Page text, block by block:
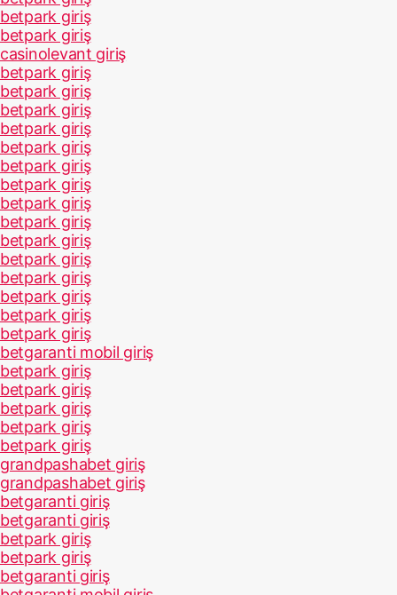
betpark giriş
betpark giriş
casinolevant giriş
betpark giriş
betpark giriş
betpark giriş
betpark giriş
betpark giriş
betpark giriş
betpark giriş
betpark giriş
betpark giriş
betpark giriş
betpark giriş
betpark giriş
betpark giriş
betpark giriş
betpark giriş
betgaranti mobil giriş
betpark giriş
betpark giriş
betpark giriş
betpark giriş
betpark giriş
grandpashabet giriş
grandpashabet giriş
betgaranti giriş
betgaranti giriş
betpark giriş
betpark giriş
betgaranti giriş